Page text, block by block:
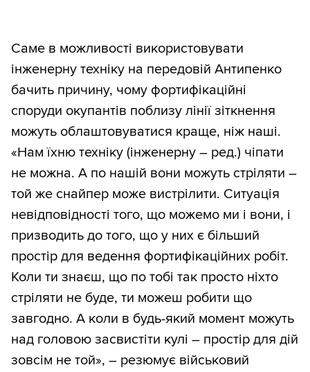
Саме в можливості використовувати
інженерну техніку на передовій Антипенко
бачить причину, чому фортифікаційні
споруди окупантів поблизу лінії зіткнення
можуть облаштовуватися краще, ніж наші.
«Нам їхню техніку (інженерну – ред.) чіпати
не можна. А по нашій вони можуть стріляти –
той же снайпер може вистрілити. Ситуація
невідповідності того, що можемо ми і вони, і
призводить до того, що у них є більший
простір для ведення фортифікаційних робіт.
Коли ти знаєш, що по тобі так просто ніхто
стріляти не буде, ти можеш робити що
завгодно. А коли в будь-який момент можуть
над головою засвистіти кулі – простір для дій
зовсім не той», – резюмує військовий